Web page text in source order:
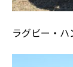
ラグビー・